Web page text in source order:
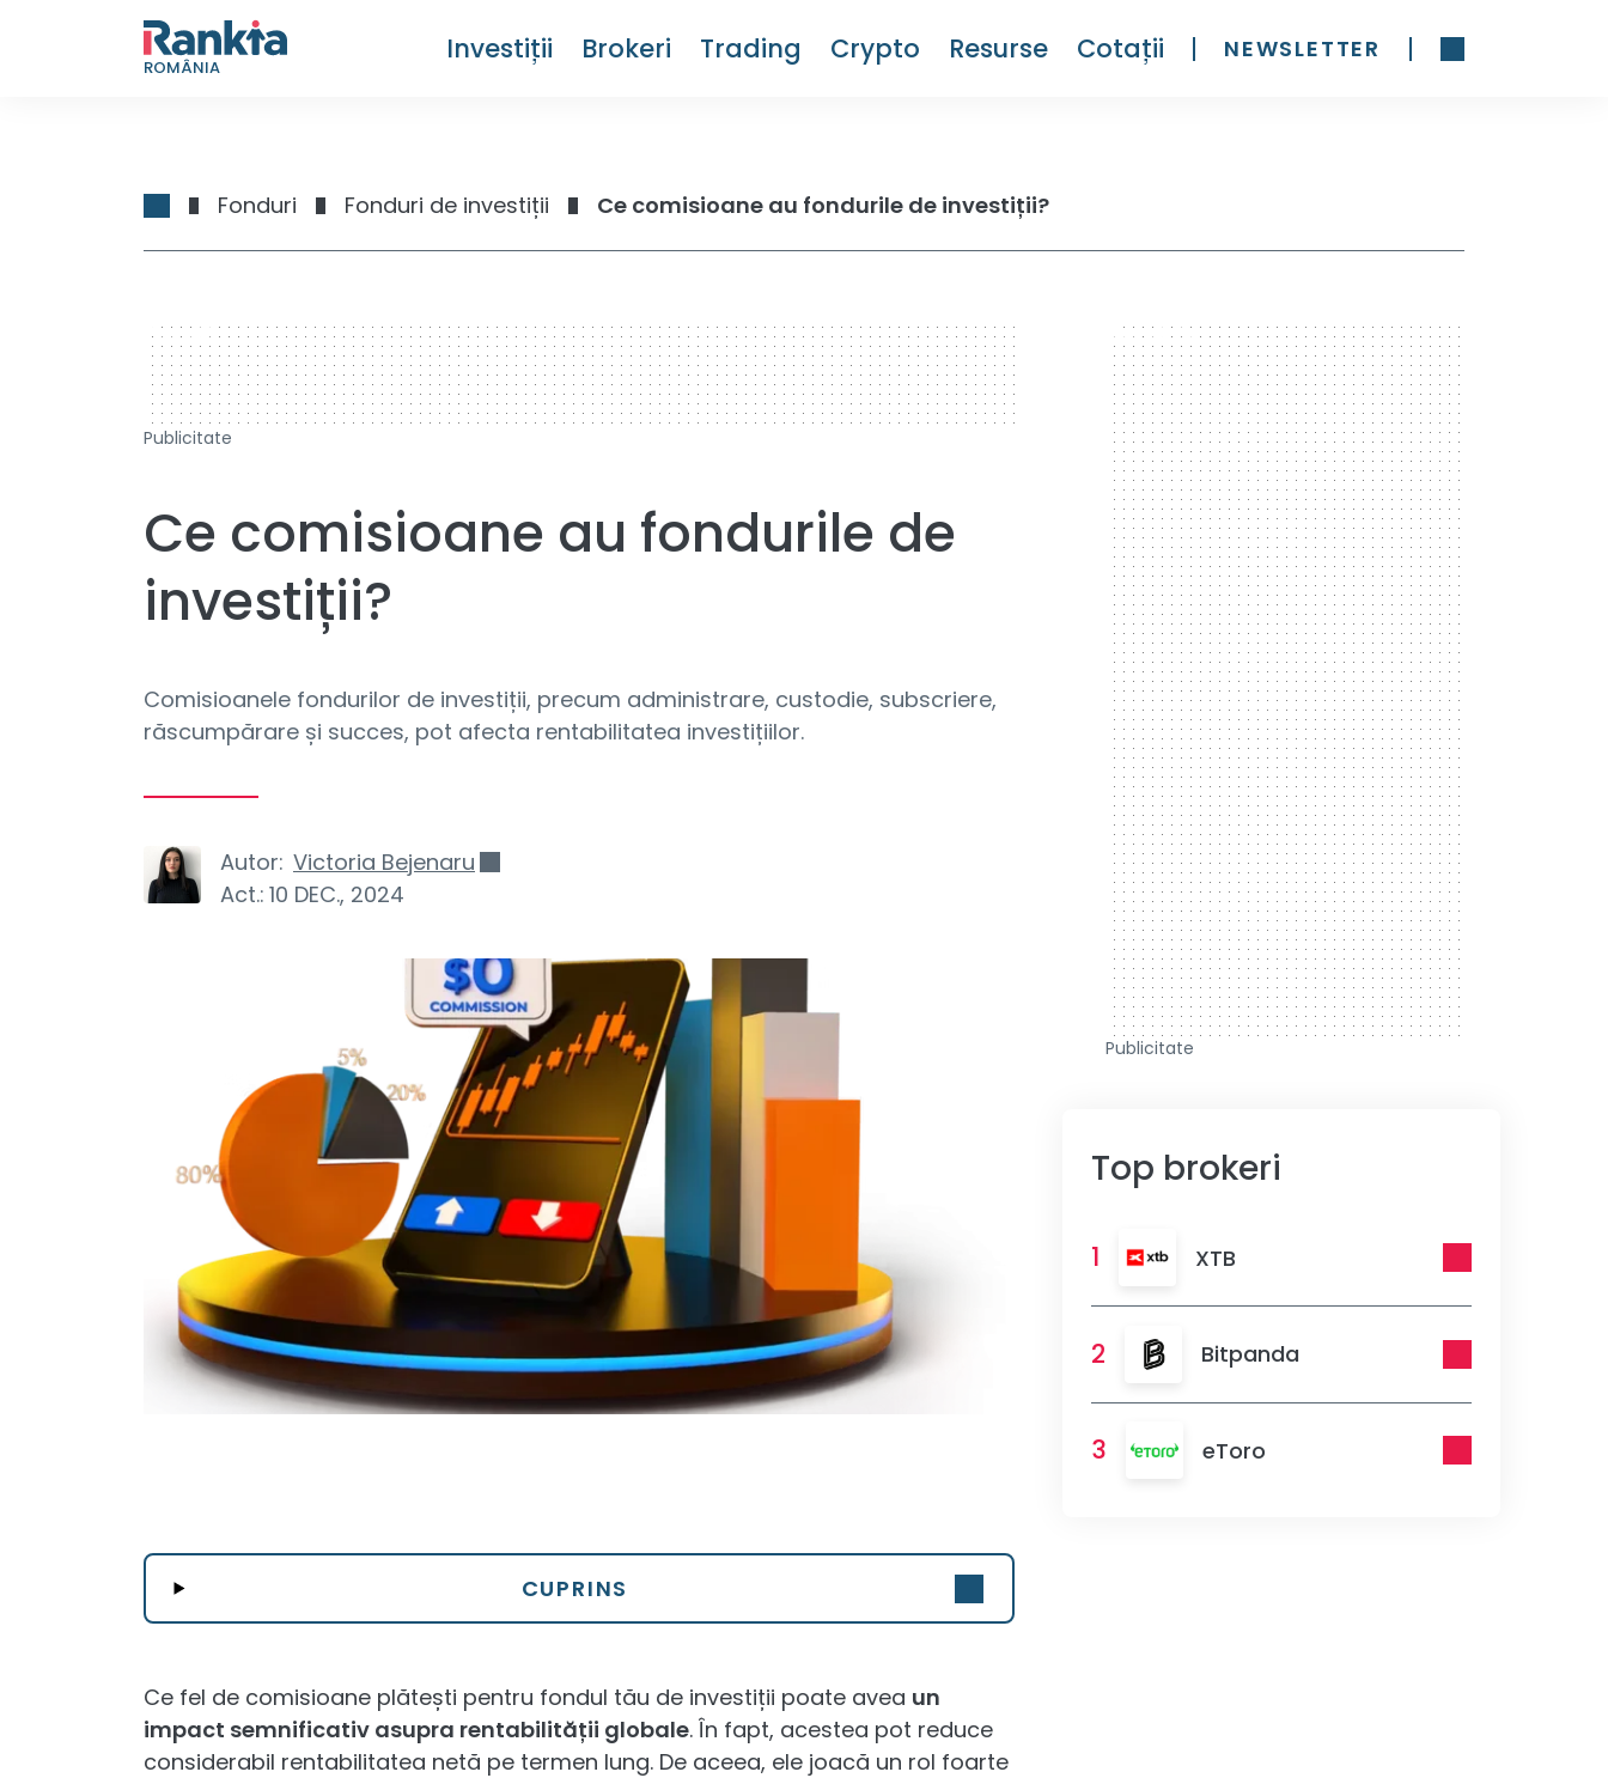
ROMÂNIA
Investiții Brokeri Trading Crypto Resurse Cotații NEWSLETTER
Fonduri Fonduri de investiții Ce comisioane au fondurile de investiții?
728 x 90
Publicitate
Ce comisioane au fondurile de
investiții?
Comisioanele fondurilor de investiții, precum administrare, custodie, subscriere,
răscumpărare și succes, pot afecta rentabilitatea investițiilor.
Autor: Victoria Bejenaru
Act.: 10 DEC., 2024
CUPRINS
Ce fel de comisioane plătești pentru fondul tău de investiții poate avea un
impact semnificativ asupra rentabilității globale. În fapt, acestea pot reduce
considerabil rentabilitatea netă pe termen lung. De aceea, ele joacă un rol foarte
300 x 600
Publicitate
Top brokeri
1 XTB
2 Bitpanda
3 eToro